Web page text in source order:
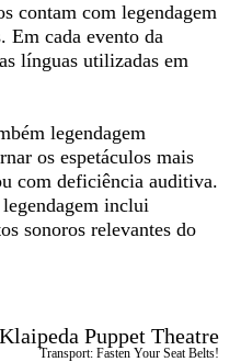
contam com legendagem
. Em cada evento da
línguas utilizadas em
legendagem
os espetáculos mais
com deficiência auditiva.
inclui
sonoros relevantes do
Klaipeda Puppet Theatre
Transport: Fasten Your Seat Belts!